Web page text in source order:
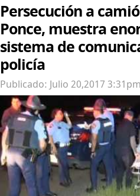
Persecución a
Ponce, muestra
sistema de
policía
Publicado: Julio 20,2017 3:31pm